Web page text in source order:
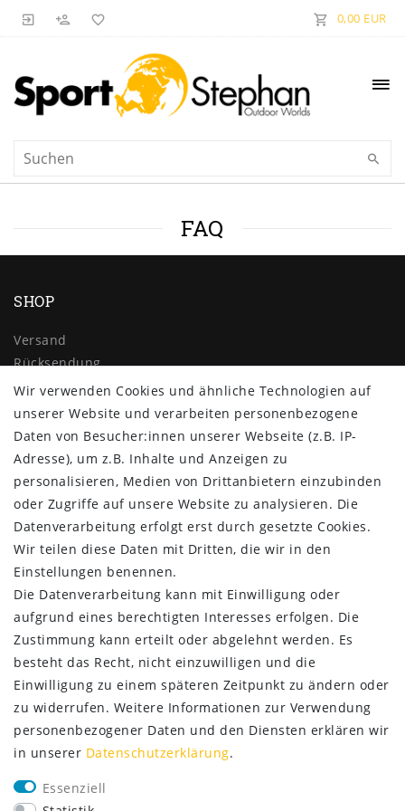
0,00 EUR
FAQ
SHOP
Versand
Rücksendung
Widerrufs­recht
Impressum
Daten­schutz­erklärung
AGB
Kontakt
ZAHLUNG & VERSAND
SERVICE
Lieferung nur 2,95 €
Wir verwenden Cookies und ähnliche Technologien auf
unserer Website und verarbeiten personenbezogene
Daten von Besucher:innen unserer Webseite (z.B. IP-
Adresse), um z.B. Inhalte und Anzeigen zu
personalisieren, Medien von Drittanbietern einzubinden
oder Zugriffe auf unsere Website zu analysieren. Die
Datenverarbeitung erfolgt erst durch gesetzte Cookies.
Wir teilen diese Daten mit Dritten, die wir in den
Einstellungen benennen.
Die Datenverarbeitung kann mit Einwilligung oder
aufgrund eines berechtigten Interesses erfolgen. Die
Zustimmung kann erteilt oder abgelehnt werden. Es
besteht das Recht, nicht einzuwilligen und die
Einwilligung zu einem späteren Zeitpunkt zu ändern oder
zu widerrufen. Weitere Informationen zur Verwendung
personenbezogener Daten und den Diensten erklären wir
in unserer Daten­schutz­erklärung.
Essenziell